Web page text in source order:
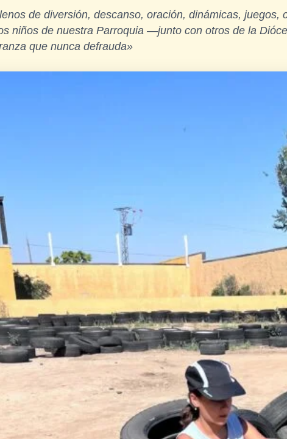
de diversión, descanso, oración, dinámicas,
niños de nuestra Parroquia —junto con otros de la
que nunca defrauda»